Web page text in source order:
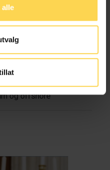
alle
og offshore